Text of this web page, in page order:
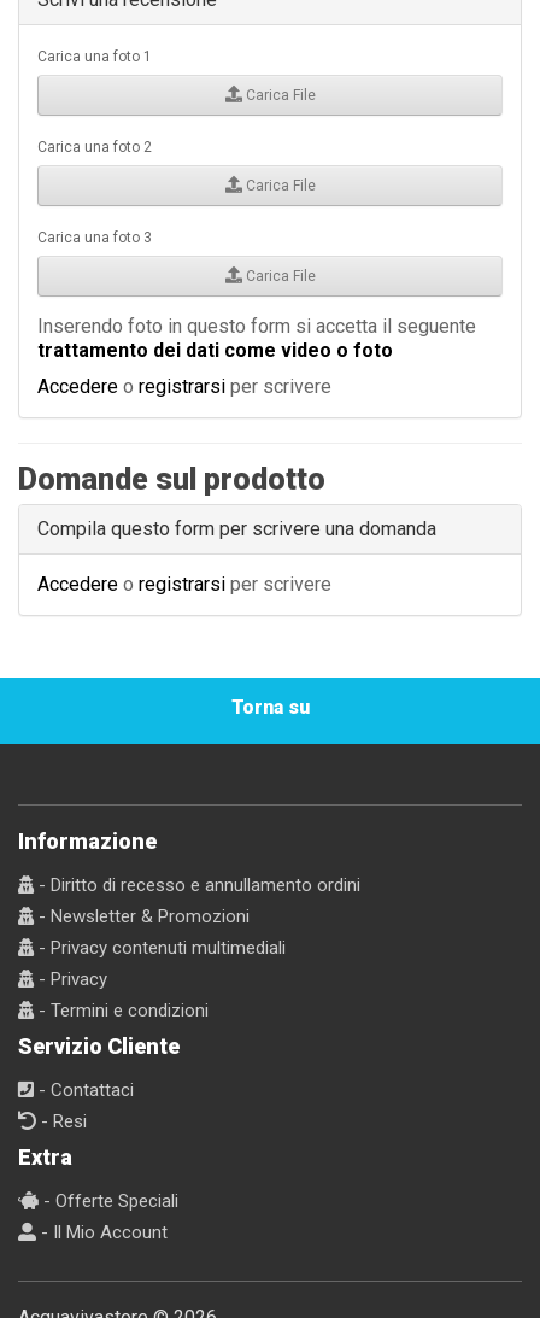
Carica una foto 1
Carica File
Carica una foto 2
Carica File
Carica una foto 3
Carica File
Inserendo foto in questo form si accetta il seguente
trattamento dei dati come video o foto
Accedere o registrarsi per scrivere
Domande sul prodotto
Compila questo form per scrivere una domanda
Accedere o registrarsi per scrivere
Torna su
Informazione
- Diritto di recesso e annullamento ordini
- Newsletter & Promozioni
- Privacy contenuti multimediali
- Privacy
- Termini e condizioni
Servizio Cliente
- Contattaci
- Resi
Extra
- Offerte Speciali
- Il Mio Account